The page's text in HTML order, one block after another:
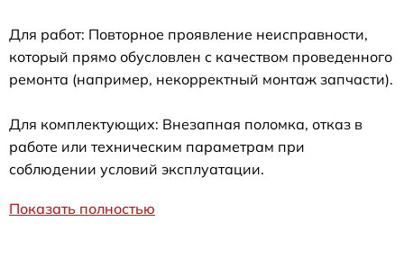
Для работ: Повторное проявление неисправности,
который прямо обусловлен с качеством проведенного
ремонта (например, некорректный монтаж запчасти).
Для комплектующих: Внезапная поломка, отказ в
работе или техническим параметрам при
соблюдении условий эксплуатации.
Показать полностью